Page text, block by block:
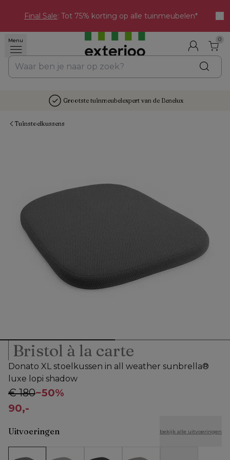
Final Sale: Tot 75% korting op alle tuinmeubelen*
Menu 0
Grootste tuinmeubelexpert van de Benelux
Tuinstoelkussens
Bristol à la carte
Donato XL stoelkussen in all weather sunbrella®
luxe lopi shadow
€ 180−50%
90,-
Uitvoeringen bekijk alle uitvoeringen